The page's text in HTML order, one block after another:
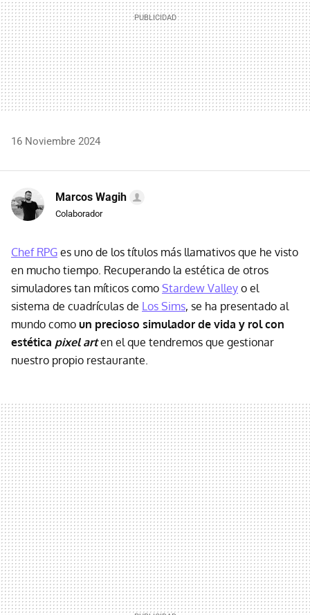
16 Noviembre 2024
Marcos Wagih
Colaborador
Chef RPG es uno de los títulos más llamativos que he visto
en mucho tiempo. Recuperando la estética de otros
simuladores tan míticos como Stardew Valley o el
sistema de cuadrículas de Los Sims, se ha presentado al
mundo como un precioso simulador de vida y rol con
estética pixel art en el que tendremos que gestionar
nuestro propio restaurante.